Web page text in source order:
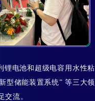
锂电池和超级电容用水性粘
型储能装置系统” 等三大领
交流。